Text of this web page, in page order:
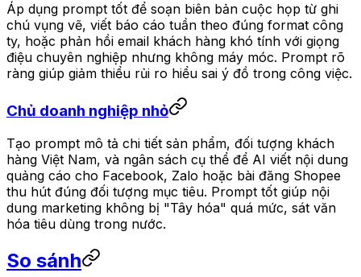
Áp dụng prompt tốt để soạn biên bản cuộc họp từ ghi
chú vụng vẽ, viết báo cáo tuần theo đúng format công
ty, hoặc phản hồi email khách hàng khó tính với giọng
điệu chuyên nghiệp nhưng không máy móc. Prompt rõ
ràng giúp giảm thiểu rủi ro hiểu sai ý đồ trong công việc.
Chủ doanh nghiệp nhỏ
Tạo prompt mô tả chi tiết sản phẩm, đối tượng khách
hàng Việt Nam, và ngân sách cụ thể để AI viết nội dung
quảng cáo cho Facebook, Zalo hoặc bài đăng Shopee
thu hút đúng đối tượng mục tiêu. Prompt tốt giúp nội
dung marketing không bị "Tây hóa" quá mức, sát văn
hóa tiêu dùng trong nước.
So sánh